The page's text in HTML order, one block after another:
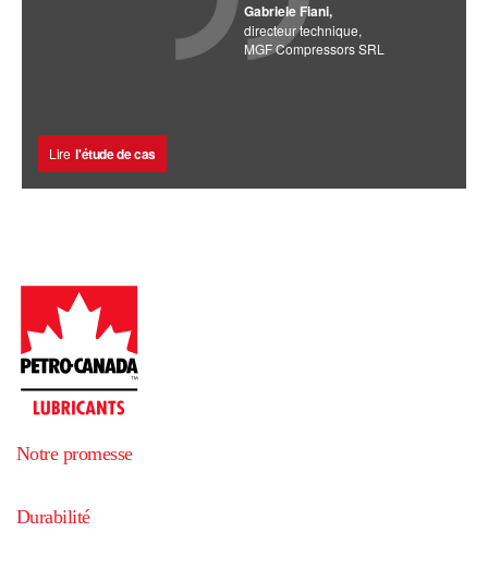
Gabriele Fiani,
directeur technique,
MGF Compressors SRL
Lire l'étude de cas
Notre promesse
Durabilité